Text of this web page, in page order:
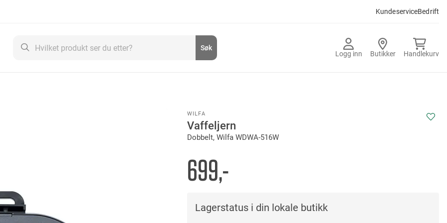
KundeserviceBedrift
Logg inn Butikker Handlekurv
Søk
WILFA
Vaffeljern
Dobbelt, Wilfa WDWA-516W
699,-
Lagerstatus i din lokale butikk